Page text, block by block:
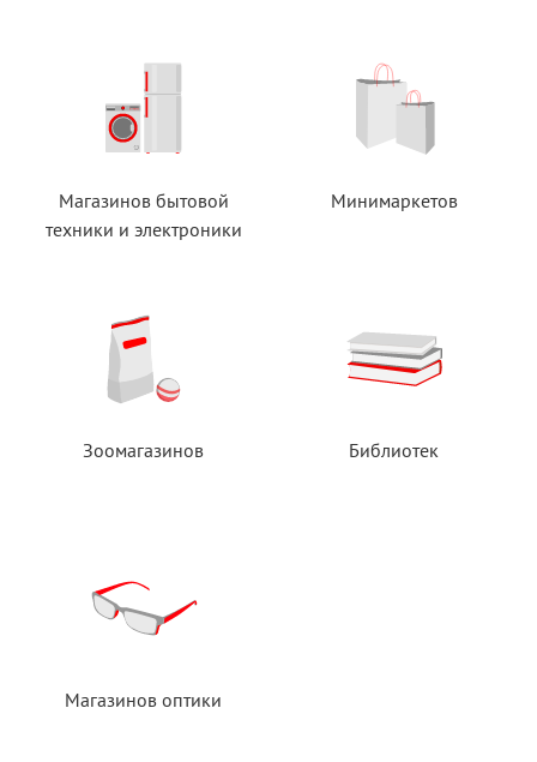
Магазинов бытовой
техники и электроники
Минимаркетов
Зоомагазинов Библиотек
Магазинов оптики